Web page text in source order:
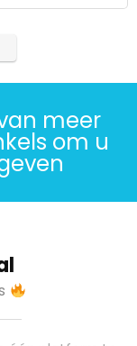
meer
om u